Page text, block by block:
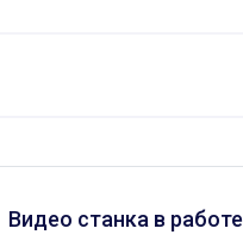
Видео станка в работе